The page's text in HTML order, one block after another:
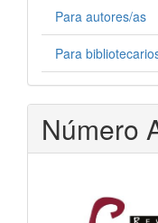
Para autores/as
Para
Número